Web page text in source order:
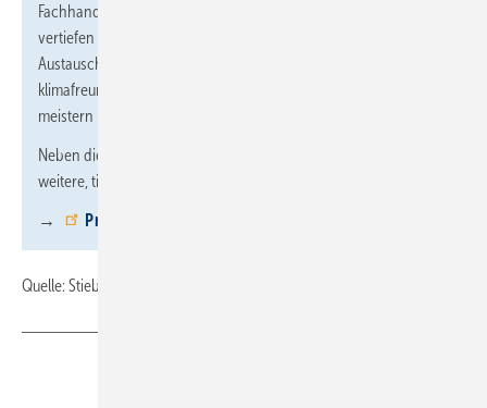
Fachhandwerker, die ihre Kenntnisse im Bereich Wärmepumpen
vertiefen möchten. Röder betont, dass der Übergang vom
Austausch von Öl- oder Gaskesseln zur Installation
klimafreundlicher Systeme mit dem richtigen Wissen gut zu
meistern ist.
Neben diesem Einsteiger-Webinar bietet das Unternehmen
weitere, tiefergehenden Schulungen an sieben Standorten an.
→ Programm und Anmeldung
Quelle: Stiebel Eltron / fl